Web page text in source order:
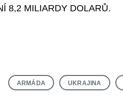
8,2 MILIARDY DOLARŮ.
ARMÁDA UKRAJINA